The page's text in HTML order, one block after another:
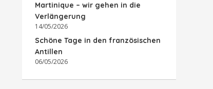
Martinique – wir gehen in die
Verlängerung
14/05/2026
Schöne Tage in den französischen
Antillen
06/05/2026